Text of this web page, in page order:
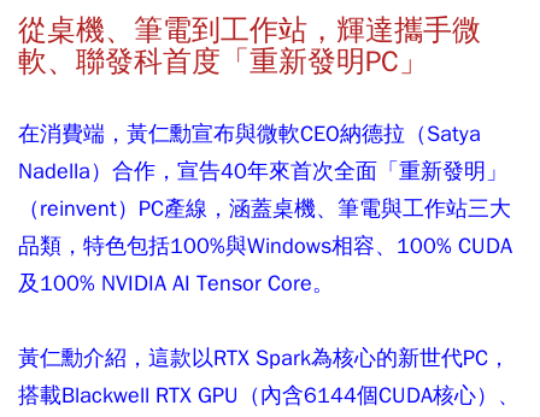
從桌機、筆電到工作站，輝達攜手微
軟、聯發科首度「重新發明PC」
在消費端，黃仁勳宣布與微軟CEO納德拉（Satya
Nadella）合作，宣告40年來首次全面「重新發明」
（reinvent）PC產線，涵蓋桌機、筆電與工作站三大
品類，特色包括100%與Windows相容、100% CUDA
及100% NVIDIA AI Tensor Core。
黃仁勳介紹，這款以RTX Spark為核心的新世代PC，
搭載Blackwell RTX GPU（內含6144個CUDA核心）、